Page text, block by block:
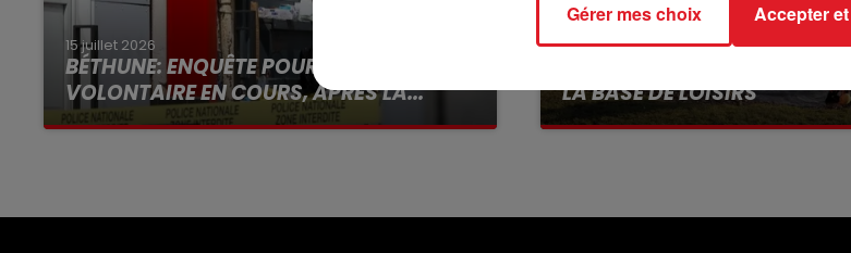
15 juillet 2026
BÉTHUNE: ENQUÊTE POUR HOMICIDE
VOLONTAIRE EN COURS, APRÈS LA...
Selon les premiers éléments, le logement
13 juillet 2026
LA BASE DE LOISIRS
La victime a coulé à pic
Gérer mes choix Accepter